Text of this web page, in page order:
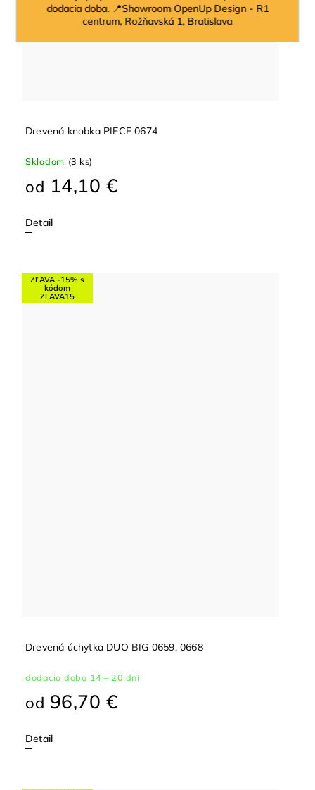
dodacia doba. 📍Showroom OpenUp Design - R1
centrum, Rožňavská 1, Bratislava
Drevená knobka PIECE 0674
Skladom (3 ks)
od 14,10 €
Detail
ZĽAVA -15% s
kódom
ZLAVA15
Drevená úchytka DUO BIG 0659, 0668
dodacia doba 14 – 20 dní
od 96,70 €
Detail